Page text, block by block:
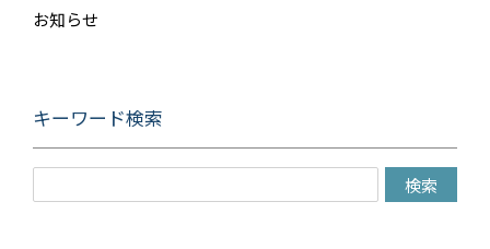
お知らせ
キーワード検索